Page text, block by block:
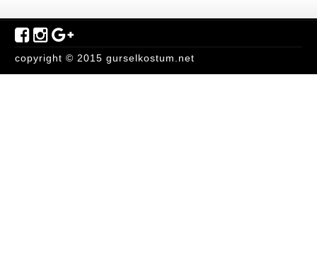
copyright © 2015 gurselkostum.net